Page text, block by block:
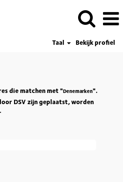
Taal
Bekijk profiel
die matchen met "Denemarken".
DSV zijn geplaatst, worden